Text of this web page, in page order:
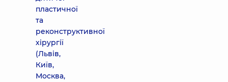
пластичної
та
реконструктивної
хірургії
(Львів,
Київ,
Москва,